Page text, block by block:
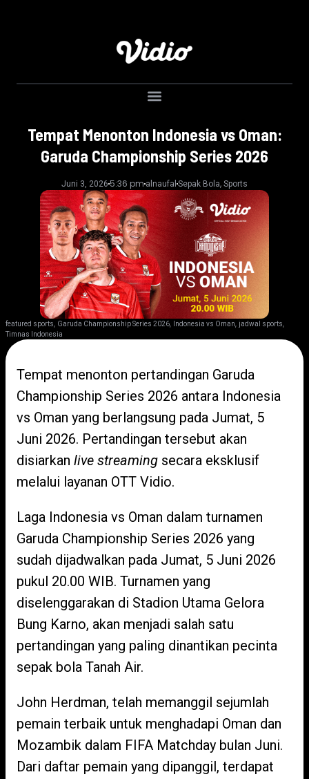
Tempat Menonton Indonesia vs Oman:
Garuda Championship Series 2026
Juni 3, 2026 5:36 pm alnaufal Sepak Bola, Sports
featured sports, Garuda Championship Series 2026, Indonesia vs Oman, jadwal sports,
Timnas Indonesia
Tempat menonton pertandingan Garuda
Championship Series 2026 antara Indonesia
vs Oman yang berlangsung pada Jumat, 5
Juni 2026. Pertandingan tersebut akan
disiarkan live streaming secara eksklusif
melalui layanan OTT Vidio.
Laga Indonesia vs Oman dalam turnamen
Garuda Championship Series 2026 yang
sudah dijadwalkan pada Jumat, 5 Juni 2026
pukul 20.00 WIB. Turnamen yang
diselenggarakan di Stadion Utama Gelora
Bung Karno, akan menjadi salah satu
pertandingan yang paling dinantikan pecinta
sepak bola Tanah Air.
John Herdman, telah memanggil sejumlah
pemain terbaik untuk menghadapi Oman dan
Mozambik dalam FIFA Matchday bulan Juni.
Dari daftar pemain yang dipanggil, terdapat